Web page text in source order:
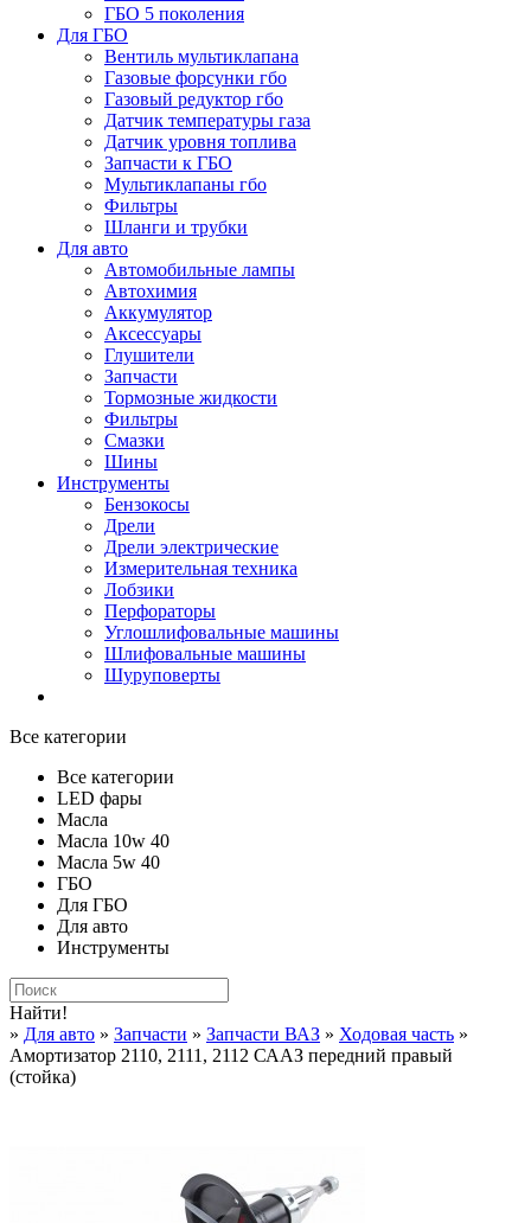
ГБО 5 поколения
Для ГБО
Вентиль мультиклапана
Газовые форсунки гбо
Газовый редуктор гбо
Датчик температуры газа
Датчик уровня топлива
Запчасти к ГБО
Мультиклапаны гбо
Фильтры
Шланги и трубки
Для авто
Автомобильные лампы
Автохимия
Аккумулятор
Аксессуары
Глушители
Запчасти
Тормозные жидкости
Фильтры
Смазки
Шины
Инструменты
Бензокосы
Дрели
Дрели электрические
Измерительная техника
Лобзики
Перфораторы
Углошлифовальные машины
Шлифовальные машины
Шуруповерты
Все категории
Все категории
LED фары
Масла
Масла 10w 40
Масла 5w 40
ГБО
Для ГБО
Для авто
Инструменты
Найти!
» Для авто » Запчасти » Запчасти ВАЗ » Ходовая часть »
Амортизатор 2110, 2111, 2112 СААЗ передний правый
(стойка)